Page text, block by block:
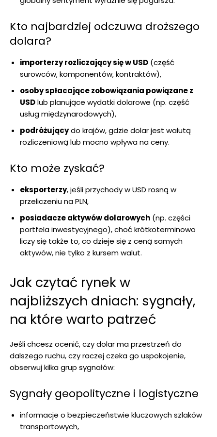
Kto najbardziej odczuwa droższego
dolara?
importerzy rozliczający się w USD (część
surowców, komponentów, kontraktów),
osoby spłacające zobowiązania powiązane z
USDlub planujące wydatki dolarowe (np. część
usług międzynarodowych),
podróżującydo krajów, gdzie dolar jest walutą
rozliczeniową lub mocno wpływa na ceny.
Kto może zyskać?
eksporterzy, jeśli przychody w USD rosną w
przeliczeniu na PLN,
posiadacze aktywów dolarowych (np. części
portfela inwestycyjnego), choć krótkoterminowo
liczy się także to, co dzieje się z ceną samych
aktywów, nie tylko z kursem walut.
Jak czytać rynek w
najbliższych dniach: sygnały,
na które warto patrzeć
Jeśli chcesz ocenić, czy dolar ma przestrzeń do
dalszego ruchu, czy raczej czeka go uspokojenie,
obserwuj kilka grup sygnałów:
Sygnały geopolityczne i logistyczne
informacje o bezpieczeństwie kluczowych szlaków
transportowych,